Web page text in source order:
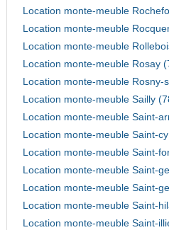
Location monte-meuble
Location monte-meuble
Location monte-meuble
Location monte-meuble Rosay
Location monte-meuble Rosny-
Location monte-meuble Sailly
Location monte-meuble Saint-
Location monte-meuble Saint-
Location monte-meuble Saint-
Location monte-meuble Saint-
Location monte-meuble Saint-
Location monte-meuble Saint-
Location monte-meuble Saint-